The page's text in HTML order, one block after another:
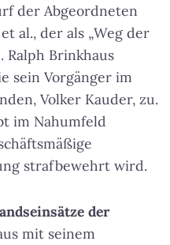
der Abgeordneten
al., der als „Weg der
Ralph Brinkhaus
sein Vorgänger im
Volker Kauder, zu.
im Nahumfeld
strafbewehrt wird.
der
mit seinem